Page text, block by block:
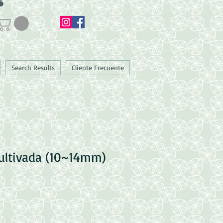
Search Results Cliente Frecuente
(10~14mm)